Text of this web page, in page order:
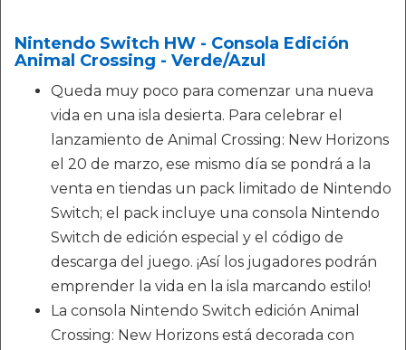
Nintendo Switch HW - Consola Edición
Animal Crossing - Verde/Azul
Queda muy poco para comenzar una nueva
vida en una isla desierta. Para celebrar el
lanzamiento de Animal Crossing: New Horizons
el 20 de marzo, ese mismo día se pondrá a la
venta en tiendas un pack limitado de Nintendo
Switch; el pack incluye una consola Nintendo
Switch de edición especial y el código de
descarga del juego. ¡Así los jugadores podrán
emprender la vida en la isla marcando estilo!
La consola Nintendo Switch edición Animal
Crossing: New Horizons está decorada con